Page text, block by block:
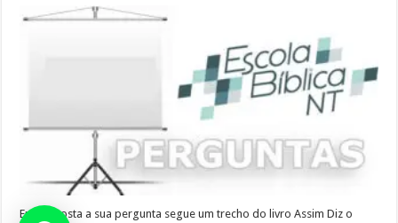
Em resposta a sua pergunta segue um trecho do livro Assim Diz o